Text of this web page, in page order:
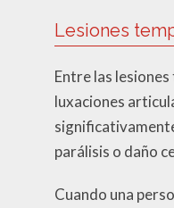
Lesiones
Entre las
luxaciones
parálisis o daño
Cuando una